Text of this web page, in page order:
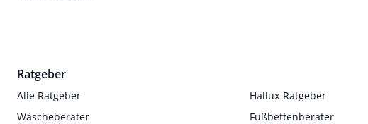
Ratgeber
Alle Ratgeber
Hallux-Ratgeber
Wäscheberater
Fußbettenberater